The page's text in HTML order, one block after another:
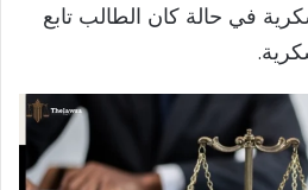
في حالة كان الطالب تابع